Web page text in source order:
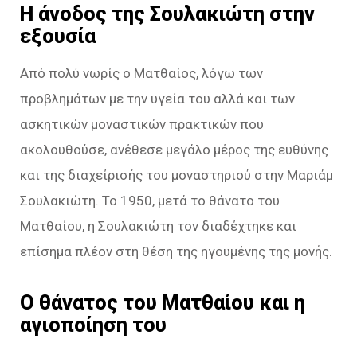
Η άνοδος της Σουλακιώτη στην
εξουσία
Από πολύ νωρίς ο Ματθαίος, λόγω των
προβλημάτων με την υγεία του αλλά και των
ασκητικών μοναστικών πρακτικών που
ακολουθούσε, ανέθεσε μεγάλο μέρος της ευθύνης
και της διαχείρισής του μοναστηριού στην Μαριάμ
Σουλακιώτη. Το 1950, μετά το θάνατο του
Ματθαίου, η Σουλακιώτη τον διαδέχτηκε και
επίσημα πλέον στη θέση της ηγουμένης της μονής.
Ο θάνατος του Ματθαίου και η
αγιοποίηση του